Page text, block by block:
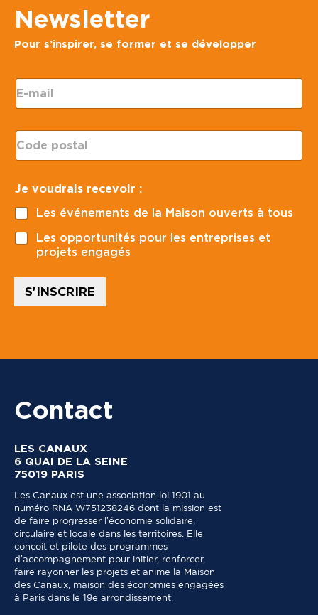
Newsletter
Pour s’inspirer, se former et se développer
o
u
r
a
i
*
C
o
d
e
E
-
m
l
*
C
o
d
p
o
s
t
a
Je voudrais recevoir :
Les événements de la Maison ouverts à tous
Les opportunités pour les entreprises et
projets engagés
S'INSCRIRE
Contact
LES CANAUX
6 QUAI DE LA SEINE
75019 PARIS
Les Canaux est une association loi 1901 au
numéro RNA W751238246 dont la mission est
de faire progresser l’économie solidaire,
circulaire et locale dans les territoires. Elle
conçoit et pilote des programmes
d’accompagnement pour initier, renforcer,
faire rayonner les projets et anime la Maison
des Canaux, maison des économies engagées
à Paris dans le 19e arrondissement.